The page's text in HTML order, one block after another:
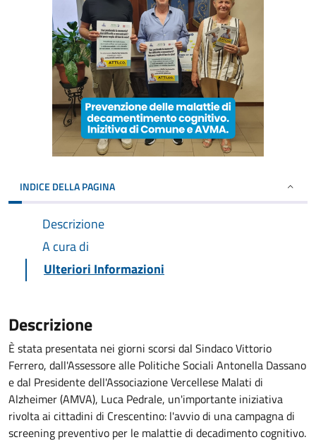
INDICE DELLA PAGINA
Descrizione
A cura di
Ulteriori Informazioni
Descrizione
È stata presentata nei giorni scorsi dal Sindaco Vittorio
Ferrero, dall'Assessore alle Politiche Sociali Antonella Dassano
e dal Presidente dell'Associazione Vercellese Malati di
Alzheimer (AMVA), Luca Pedrale, un'importante iniziativa
rivolta ai cittadini di Crescentino: l'avvio di una campagna di
screening preventivo per le malattie di decadimento cognitivo.